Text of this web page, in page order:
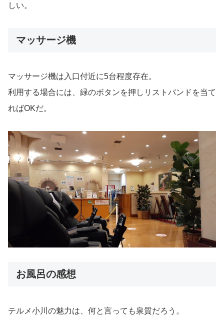
しい。
マッサージ機
マッサージ機は入口付近に5台程度存在。
利用する場合には、緑のボタンを押しリストバンドを当て
ればOKだ。
お風呂の感想
テルメ小川の魅力は、何と言っても泉質だろう。